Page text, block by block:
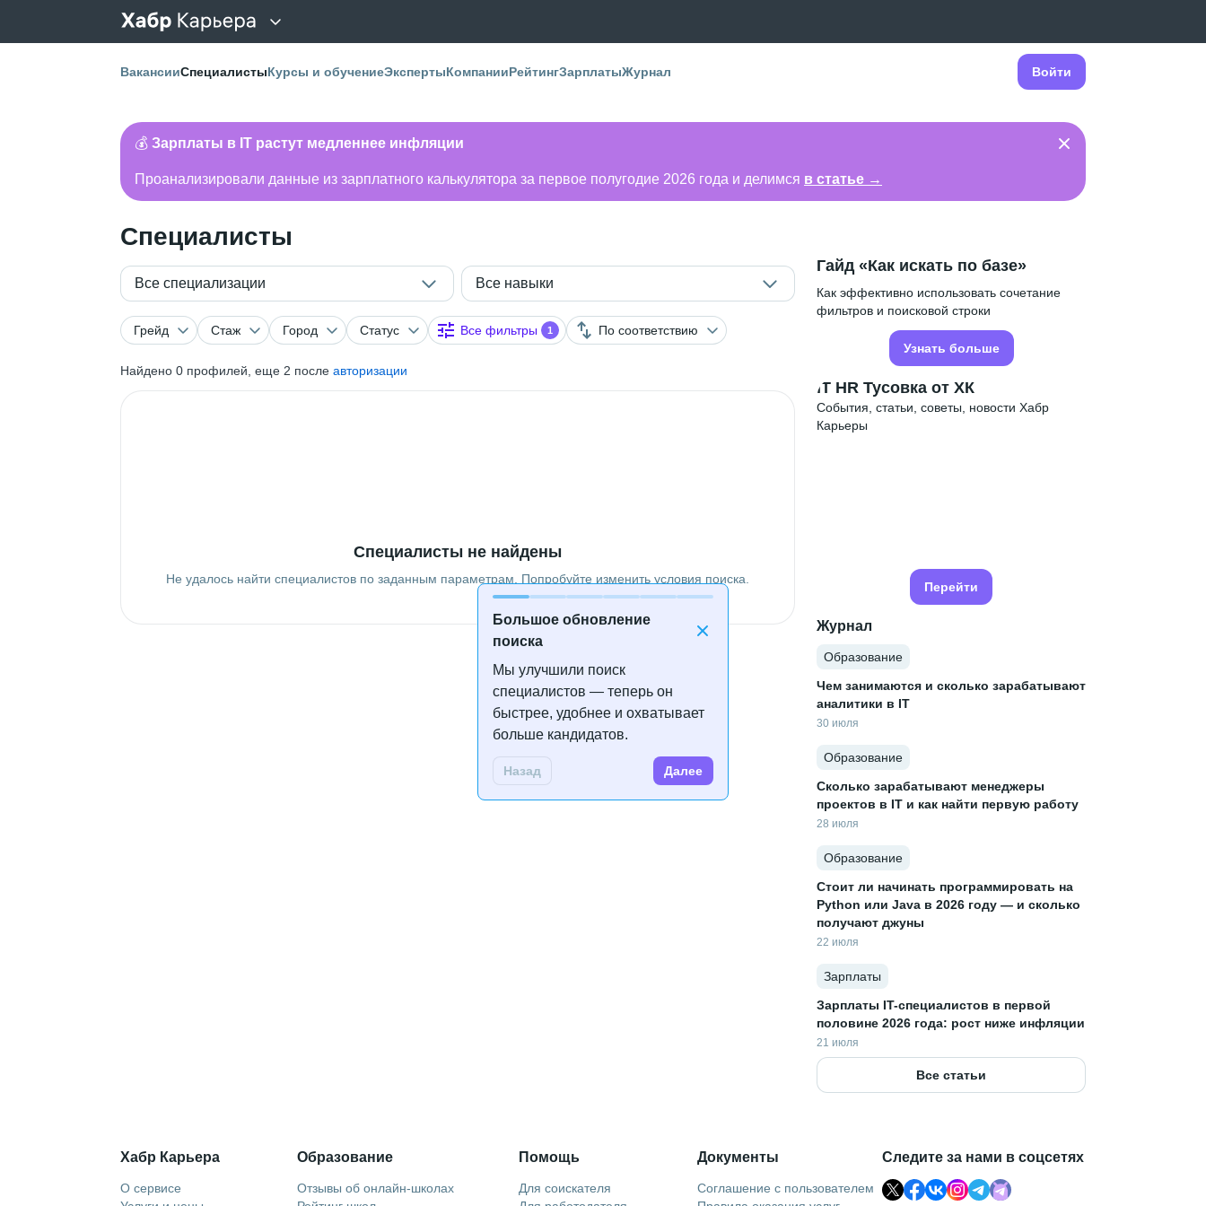
ВакансииСпециалистыКурсы и обучениеЭкспертыКомпанииРейтингЗарплатыЖурнал Войти
💰 Зарплаты в IT растут медленнее инфляции
Проанализировали данные из зарплатного калькулятора за первое полугодие 2026 года и делимся в статье →
Специалисты
Все специализации Все навыки
Грейд Стаж Город Статус Все фильтры 1 По соответствию
Найдено 0 профилей, еще 2 после авторизации
Большое обновление
поиска
Мы улучшили поиск
специалистов — теперь он
быстрее, удобнее и охватывает
больше кандидатов.
Назад Далее
Специалисты не найдены
Не удалось найти специалистов по заданным параметрам. Попробуйте изменить условия поиска.
Гайд «Как искать по базе»
Как эффективно использовать сочетание
фильтров и поисковой строки
Узнать больше
IT HR Тусовка от ХК
События, статьи, советы, новости Хабр
Карьеры
Перейти
Журнал
Образование
Чем занимаются и сколько зарабатывают
аналитики в IT
30 июля
Образование
Сколько зарабатывают менеджеры
проектов в IT и как найти первую работу
28 июля
Образование
Стоит ли начинать программировать на
Python или Java в 2026 году — и сколько
получают джуны
22 июля
Зарплаты
Зарплаты IT-специалистов в первой
половине 2026 года: рост ниже инфляции
21 июля
Все статьи
Хабр Карьера
О сервисе
Образование
Отзывы об онлайн-школах
Помощь
Для соискателя
Документы
Соглашение с пользователем
Следите за нами в соцсетях